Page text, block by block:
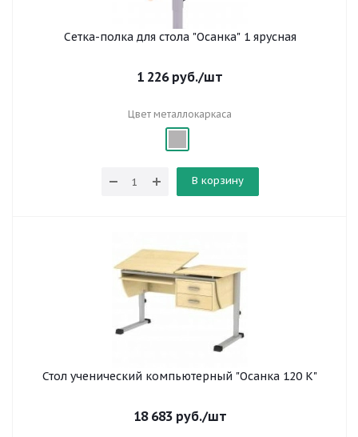
Сетка-полка для стола "Осанка" 1 ярусная
1 226руб./шт
Цвет металлокаркаса
В корзину
Стол ученический компьютерный "Осанка 120 К"
18 683руб./шт